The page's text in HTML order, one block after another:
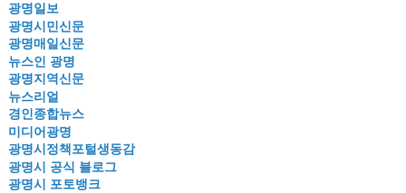
광명일보
광명시민신문
광명매일신문
뉴스인 광명
광명지역신문
뉴스리얼
경인종합뉴스
미디어광명
광명시정책포털생동감
광명시 공식 블로그
광명시 포토뱅크